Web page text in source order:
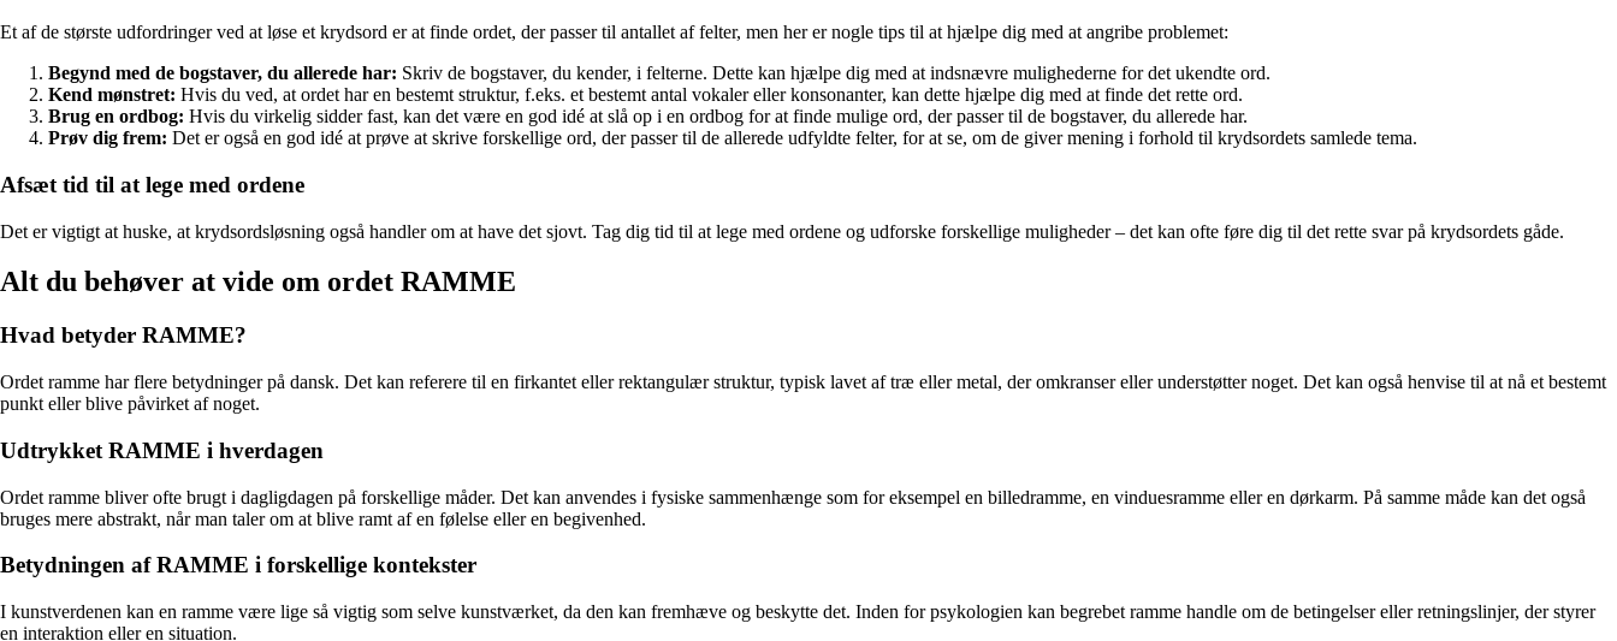
Et af de største udfordringer ved at løse et krydsord er at finde ordet, der passer til antallet af felter, men her er nogle tips til at hjælpe dig med at angribe problemet:
Begynd med de bogstaver, du allerede har: Skriv de bogstaver, du kender, i felterne. Dette kan hjælpe dig med at indsnævre mulighederne for det ukendte ord.
Kend mønstret: Hvis du ved, at ordet har en bestemt struktur, f.eks. et bestemt antal vokaler eller konsonanter, kan dette hjælpe dig med at finde det rette ord.
Brug en ordbog: Hvis du virkelig sidder fast, kan det være en god idé at slå op i en ordbog for at finde mulige ord, der passer til de bogstaver, du allerede har.
Prøv dig frem: Det er også en god idé at prøve at skrive forskellige ord, der passer til de allerede udfyldte felter, for at se, om de giver mening i forhold til krydsordets samlede tema.
Afsæt tid til at lege med ordene
Det er vigtigt at huske, at krydsordsløsning også handler om at have det sjovt. Tag dig tid til at lege med ordene og udforske forskellige muligheder – det kan ofte føre dig til det rette svar på krydsordets gåde.
Alt du behøver at vide om ordet RAMME
Hvad betyder RAMME?
Ordet ramme har flere betydninger på dansk. Det kan referere til en firkantet eller rektangulær struktur, typisk lavet af træ eller metal, der omkranser eller understøtter noget. Det kan også henvise til at nå et bestemt
punkt eller blive påvirket af noget.
Udtrykket RAMME i hverdagen
Ordet ramme bliver ofte brugt i dagligdagen på forskellige måder. Det kan anvendes i fysiske sammenhænge som for eksempel en billedramme, en vinduesramme eller en dørkarm. På samme måde kan det også
bruges mere abstrakt, når man taler om at blive ramt af en følelse eller en begivenhed.
Betydningen af RAMME i forskellige kontekster
I kunstverdenen kan en ramme være lige så vigtig som selve kunstværket, da den kan fremhæve og beskytte det. Inden for psykologien kan begrebet ramme handle om de betingelser eller retningslinjer, der styrer
en interaktion eller en situation.